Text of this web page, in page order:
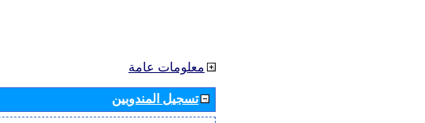
معلومات عامة
تسجيل المندوبين